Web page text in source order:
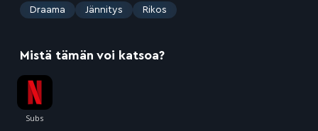
: Draama Jännitys Rikos
Mistä tämän voi katsoa?